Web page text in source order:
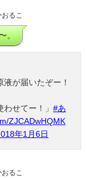
おるこ
。
が届いたぞー！
せてー！」 #あ
ZJCADwHQMK
年1月6日
おるこ